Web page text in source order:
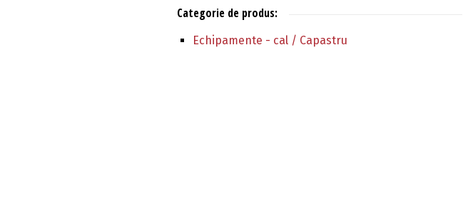
Categorie de produs:
Echipamente - cal / Capastru